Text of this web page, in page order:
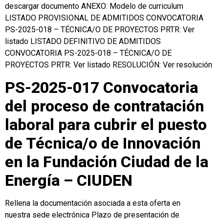
descargar documento ANEXO: Modelo de curriculum
LISTADO PROVISIONAL DE ADMITIDOS CONVOCATORIA
PS-2025-018 – TÉCNICA/O DE PROYECTOS PRTR: Ver
listado LISTADO DEFINITIVO DE ADMITIDOS
CONVOCATORIA PS-2025-018 – TÉCNICA/O DE
PROYECTOS PRTR: Ver listado RESOLUCIÓN: Ver resolución
PS-2025-017 Convocatoria
del proceso de contratación
laboral para cubrir el puesto
de Técnica/o de Innovación
en la Fundación Ciudad de la
Energía – CIUDEN
Rellena la documentación asociada a esta oferta en
nuestra sede electrónica Plazo de presentación de